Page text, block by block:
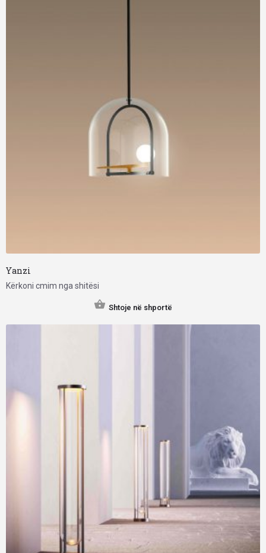
Yanzi
Kërkoni cmim nga shitësi
Shtoje në shportë